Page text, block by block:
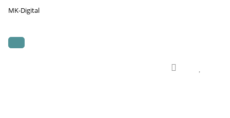
MK-Digital